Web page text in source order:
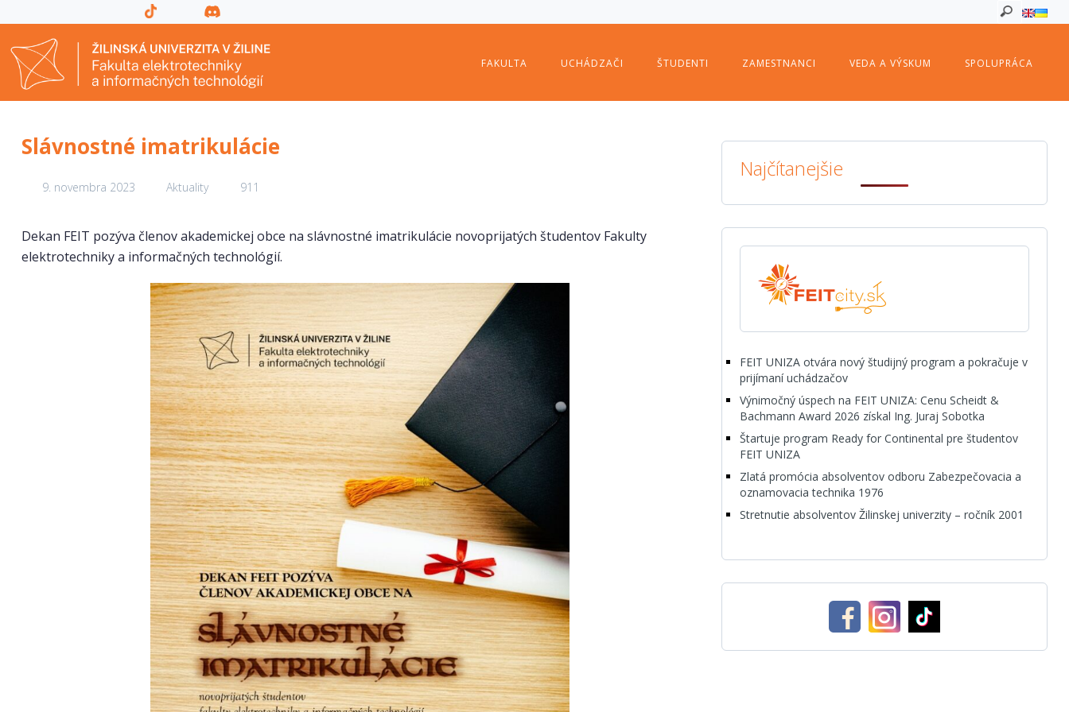
FAKULTA UCHÁDZAČI ŠTUDENTI ZAMESTNANCI VEDA A VÝSKUM SPOLUPRÁCA
Slávnostné imatrikulácie
9. novembra 2023 Aktuality 911
Dekan FEIT pozýva členov akademickej obce na slávnostné imatrikulácie novoprijatých študentov Fakulty
elektrotechniky a informačných technológií.
Najčítanejšie
FEIT UNIZA otvára nový študijný program a pokračuje v
prijímaní uchádzačov
Výnimočný úspech na FEIT UNIZA: Cenu Scheidt &
Bachmann Award 2026 získal Ing. Juraj Sobotka
Štartuje program Ready for Continental pre študentov
FEIT UNIZA
Zlatá promócia absolventov odboru Zabezpečovacia a
oznamovacia technika 1976
Stretnutie absolventov Žilinskej univerzity – ročník 2001